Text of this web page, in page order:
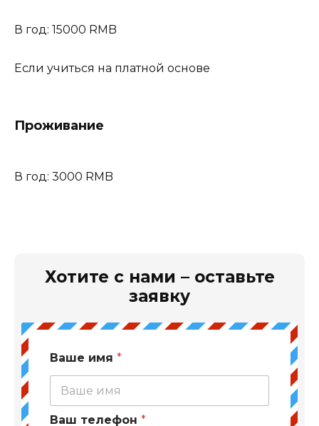
В год: 15000 RMB
Если учиться на платной основе
Проживание
В год: 3000 RMB
Хотите с нами – оставьте
заявку
Ваше имя *
Ваш телефон *